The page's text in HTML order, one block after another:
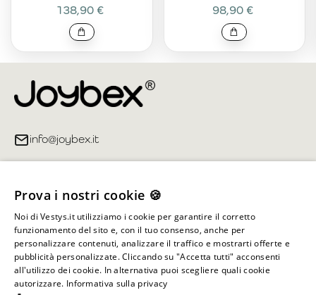
138,90 € 98,90 €
info@joybex.it
Account
Informazioni sul negozio
Prova i nostri cookie 🍪
Noi di Vestys.it utilizziamo i cookie per garantire il corretto
funzionamento del sito e, con il tuo consenso, anche per
personalizzare contenuti, analizzare il traffico e mostrarti offerte e
pubblicità personalizzate. Cliccando su "Accetta tutti" acconsenti
all'utilizzo dei cookie. In alternativa puoi scegliere quali cookie
autorizzare. Informativa sulla privacy